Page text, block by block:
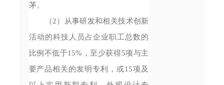
茅。
（2）从事研发和相关技术创新
活动的科技人员占企业职工总数的
比例不低于15%，至少获得5项与主
要产品相关的发明专利，或15项及